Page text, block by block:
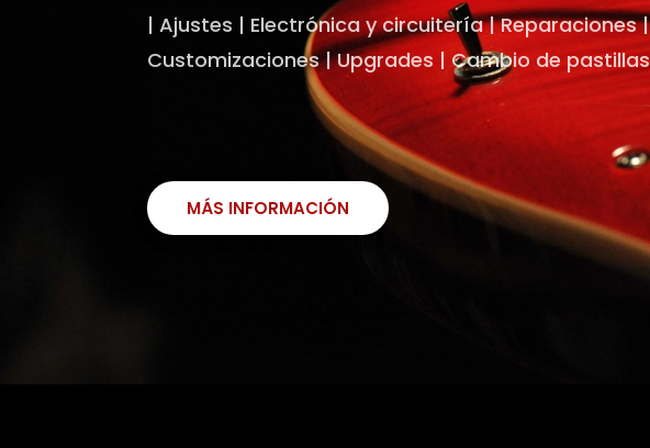
| Ajustes | Electrónica y circuitería | Reparaciones |
Customizaciones | Upgrades | Cambio de
MÁS INFORMACIÓN